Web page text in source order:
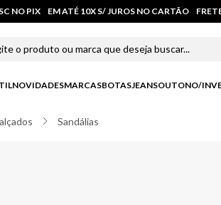
NO PIX EM ATÉ 10X S/ JUROS NO CARTÃO
ou marca que deseja buscar...
NOVIDADESMARCASBOTASJEANSOUTONO/
Sandálias